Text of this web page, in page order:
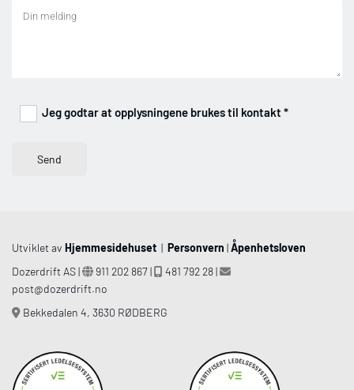
Jeg godtar at opplysningene brukes til kontakt *
Utviklet av Hjemmesidehuset | Personvern |Åpenhetsloven
Dozerdrift AS |  911 202 867 |  481 792 28 | 
post@dozerdrift.no
 Bekkedalen 4, 3630 RØDBERG